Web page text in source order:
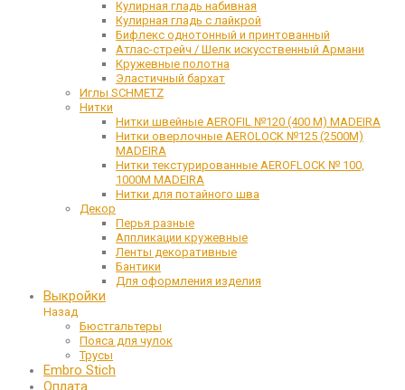
Кулирная гладь набивная
Кулирная гладь с лайкрой
Бифлекс однотонный и принтованный
Атлас-стрейч / Шелк искусственный Армани
Кружевные полотна
Эластичный бархат
Иглы SCHMETZ
Нитки
Нитки швейные AEROFIL №120 (400 М) MADEIRA
Нитки оверлочные AEROLOCK №125 (2500М)
MADEIRA
Нитки текстурированные AEROFLOCK № 100,
1000М MADEIRA
Нитки для потайного шва
Декор
Перья разные
Аппликации кружевные
Ленты декоративные
Бантики
Для оформления изделия
Выкройки
Назад
Бюстгальтеры
Пояса для чулок
Трусы
Embro Stich
Оплата